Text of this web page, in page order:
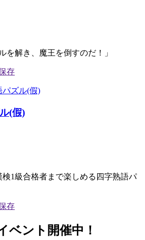
を解き、魔王を倒すのだ！」
(假)
1級合格者まで楽しめる四字熟語パ
ベント開催中！